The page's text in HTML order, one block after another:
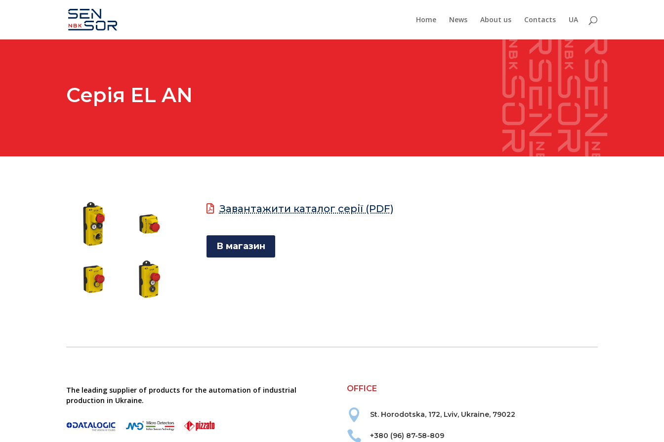
Home News About us Contacts UA
Серія EL AN
Завантажити каталог серії (PDF)
В магазин
The leading supplier of products for the automation of industrial
production in Ukraine.
OFFICE
 St. Horodotska, 172, Lviv, Ukraine, 79022
 +380 (96) 87-58-809